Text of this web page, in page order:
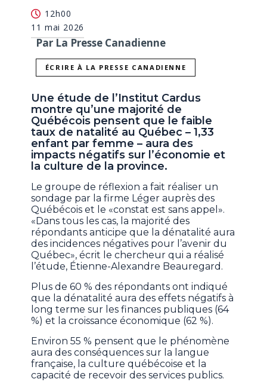
12h00
11 mai 2026
Par La Presse Canadienne
ÉCRIRE À LA PRESSE CANADIENNE
Une étude de l’Institut Cardus
montre qu’une majorité de
Québécois pensent que le faible
taux de natalité au Québec – 1,33
enfant par femme – aura des
impacts négatifs sur l’économie et
la culture de la province.
Le groupe de réflexion a fait réaliser un
sondage par la firme Léger auprès des
Québécois et le «constat est sans appel».
«Dans tous les cas, la majorité des
répondants anticipe que la dénatalité aura
des incidences négatives pour l’avenir du
Québec», écrit le chercheur qui a réalisé
l’étude, Étienne-Alexandre Beauregard.
Plus de 60 % des répondants ont indiqué
que la dénatalité aura des effets négatifs à
long terme sur les finances publiques (64
%) et la croissance économique (62 %).
Environ 55 % pensent que le phénomène
aura des conséquences sur la langue
française, la culture québécoise et la
capacité de recevoir des services publics.